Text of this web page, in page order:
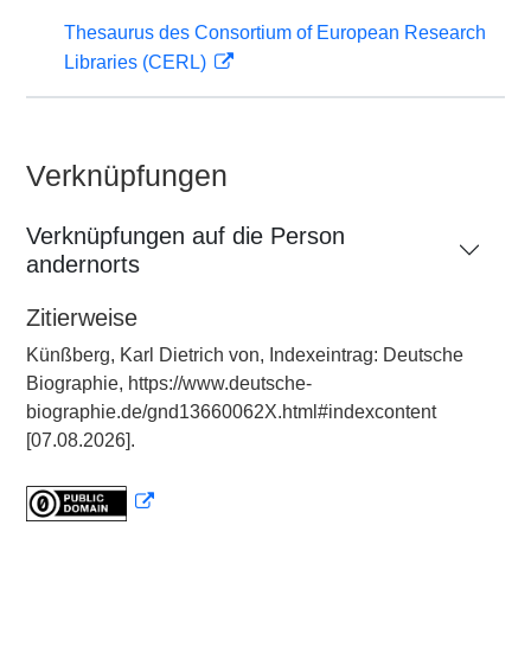
Thesaurus des Consortium of European Research
Libraries (CERL)
Verknüpfungen
Verknüpfungen auf die Person
andernorts
Zitierweise
Künßberg, Karl Dietrich von, Indexeintrag: Deutsche
Biographie, https://www.deutsche-
biographie.de/gnd13660062X.html#indexcontent
[07.08.2026].